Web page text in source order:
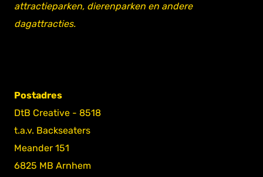
attractieparken, dierenparken en andere
dagattracties.
Postadres
DtB Creative - 8518
t.a.v. Backseaters
Meander 151
6825 MB Arnhem